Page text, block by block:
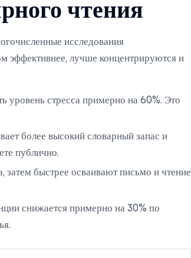
чтения
исследования
эффективнее, лучше концентрируются и
уровень стресса примерно на 60%. Это
более высокий словарный запас и
публично.
затем быстрее осваивают письмо и чтение
снижается примерно на 30% по